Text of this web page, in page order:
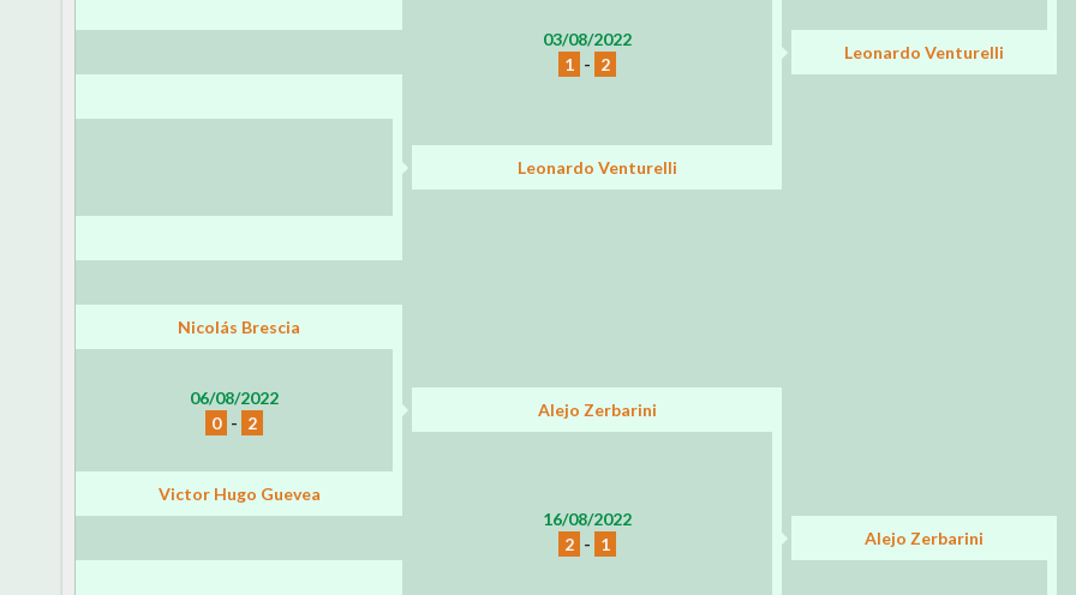
03/08/2022
1 - 2
Leonardo Venturelli
Leonardo Venturelli
Nicolás Brescia
06/08/2022
0 - 2
Alejo Zerbarini
16/08/2022
2 - 1
Victor Hugo Guevea
Alejo Zerbarini